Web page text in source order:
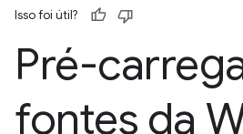
Isso foi útil?
Pré-
fontes da